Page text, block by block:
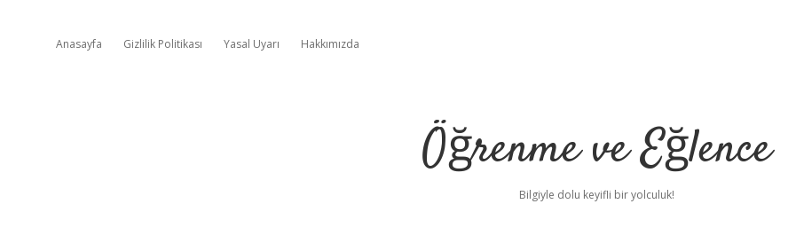
Anasayfa Gizlilik Politikası Yasal Uyarı Hakkımızda
Öğrenme ve Eğlence
Bilgiyle dolu keyifli bir yolculuk!